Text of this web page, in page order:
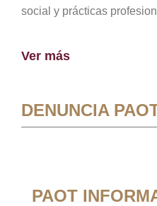
social y prácticas
Ver más
DENUNCIA
PAOT